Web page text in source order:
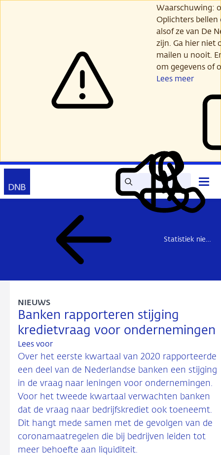
Waarschuwing:
Oplichters
alsof ze van De
zijn. Ga hier niet
mailen u nooit.
om gegevens of
Lees meer
Zoek Lees
voor
Mijn
DNB
Contact
Statistiek nieuws
Banken rapporteren stijging
kredietvraag voor ondernemingen
NIEUWS
Lees voor
Over het eerste kwartaal van 2020 rapporteerde
een deel van de Nederlandse banken een stijging
in de vraag naar leningen voor ondernemingen.
Voor het tweede kwartaal verwachten banken
dat de vraag naar bedrijfskrediet ook toeneemt.
Dit hangt mede samen met de gevolgen van de
coronamaatregelen die bij bedrijven leiden tot
meer behoefte aan liquiditeit.